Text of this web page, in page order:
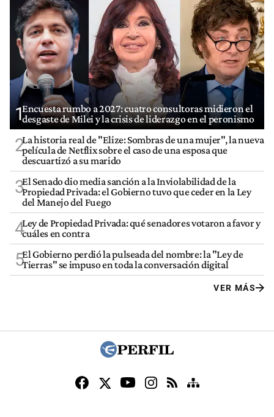
1Encuesta rumbo a 2027: cuatro consultoras midieron el
desgaste de Milei y la crisis de liderazgo en el peronismo
2La historia real de "Elize: Sombras de una mujer", la nueva
película de Netflix sobre el caso de una esposa que
descuartizó a su marido
3El Senado dio media sanción a la Inviolabilidad de la
Propiedad Privada: el Gobierno tuvo que ceder en la Ley
del Manejo del Fuego
4Ley de Propiedad Privada: qué senadores votaron a favor y
cuáles en contra
5El Gobierno perdió la pulseada del nombre: la "Ley de
Tierras" se impuso en toda la conversación digital
VER MÁS